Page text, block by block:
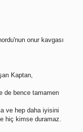
onur kavgası
Kaptan,
de bence tamamen
ve hep daha iyisini
hiç kimse duramaz.